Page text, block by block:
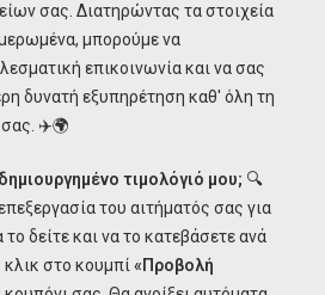
σας. Διατηρώντας τα στοιχεία
μπορούμε να
επικοινωνία και να σας
δυνατή εξυπηρέτηση καθ' όλη τη
σας. ✈️🌍
τιμολόγιό μου; 🔍
του αιτήματός σας για
το δείτε και να το κατεβάσετε ανά
στο κουμπί «Προβολή